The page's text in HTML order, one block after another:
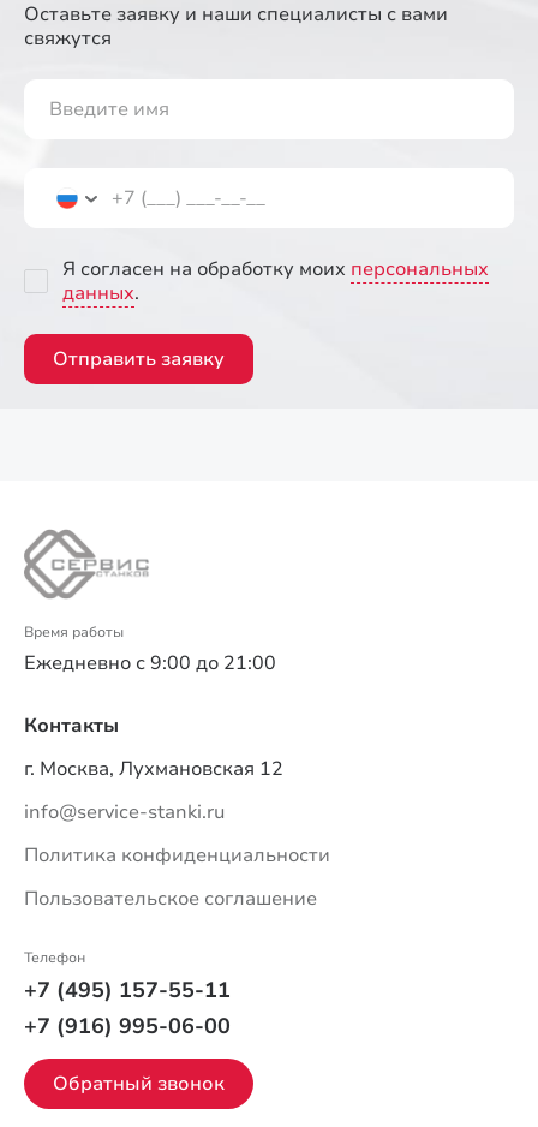
Оставьте заявку и наши специалисты с вами
свяжутся
Я согласен на обработку моих персональных
данных.
Отправить заявку
Время работы
Ежедневно с 9:00 до 21:00
Контакты
г. Москва, Лухмановская 12
info@service-stanki.ru
Политика конфиденциальности
Пользовательское соглашение
Телефон
+7 (495) 157-55-11
+7 (916) 995-06-00
Обратный звонок